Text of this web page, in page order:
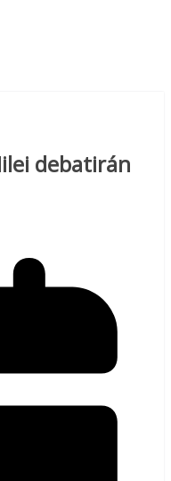
debatirán